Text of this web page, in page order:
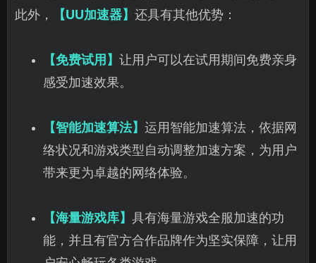
此外，
【UU加速器】 还具有其他优势：
【免费试用】 让用户可以在试用期间免费亲身
感受加速效果。
【智能加速算法】 运用智能加速算法，依据网
络状况和游戏类型自动调整加速方案，为用户
带来更为卓越的网络体验。
【海量游戏库】 具有海量游戏全服加速的功
能，并且有官方合作品牌作为坚实保障，让用